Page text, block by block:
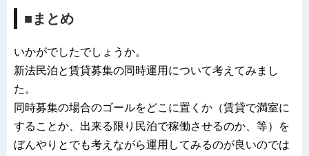
■まとめ
いかがでしたでしょうか。
新法民泊と賃貸募集の同時運用について考えてみまし
た。
同時募集の場合のゴールをどこに置くか（賃貸で満室に
することか、出来る限り民泊で稼働させるのか、等）を
ぼんやりとでも考えながら運用してみるのが良いのでは